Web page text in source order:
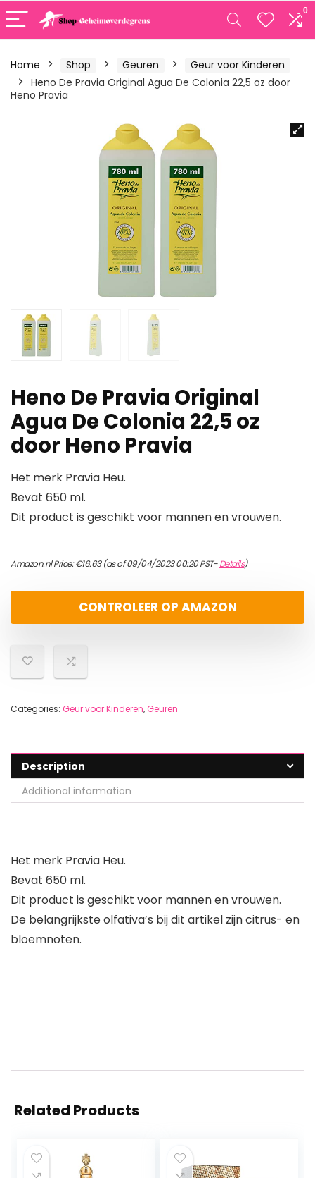
0
Home Shop Geuren
Geur voor Kinderen
Heno De Pravia Original Agua De Colonia 22,5 oz door
Heno Pravia
Heno De Pravia Original
Agua De Colonia 22,5 oz
door Heno Pravia
Het merk Pravia Heu.
Bevat 650 ml.
Dit product is geschikt voor mannen en vrouwen.
Amazon.nl Price:€16.63(as of 09/04/2023 00:20 PST-Details)
CONTROLEER OP AMAZON
Categories: Geur voor Kinderen, Geuren
Description
Additional information
Het merk Pravia Heu.
Bevat 650 ml.
Dit product is geschikt voor mannen en vrouwen.
De belangrijkste olfativa’s bij dit artikel zijn citrus- en
bloemnoten.
Related Products